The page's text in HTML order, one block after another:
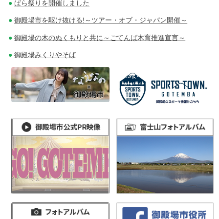
ばら祭りを開催しました
御殿場市を駆け抜ける!～ツアー・オブ・ジャパン開催～
御殿場の木のぬくもりと共に～ごてんば木育推進宣言～
御殿場みくりやそば